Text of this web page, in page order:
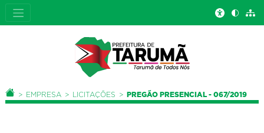
Você está aqui:
PÁGINA INICIAL
EMPRESA LICITAÇÕES PREGÃO PRESENCIAL - 067/2019